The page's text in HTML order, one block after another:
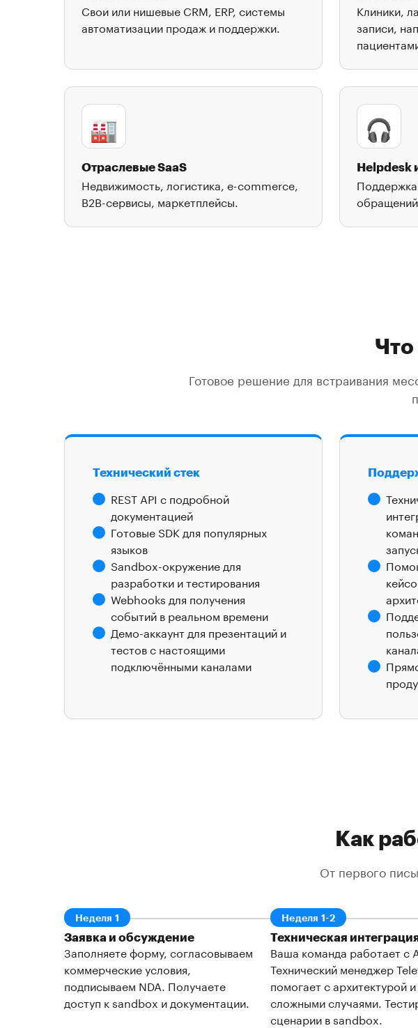
Свои или нишевые CRM, ERP, системы
автоматизации продаж и поддержки.
Клиники,
записи,
🏭
Отраслевые SaaS
Недвижимость, логистика, e-commerce,
B2B-сервисы, маркетплейсы.
🎧
Helpdesk
Что
Готовое решение для встраивания
Технический стек
REST API с подробной
документацией
Готовые SDK для популярных
языков
Sandbox-окружение для
разработки и тестирования
Webhooks для получения
событий в реальном времени
Демо-аккаунт для презентаций и
тестов с настоящими
подключёнными каналами
Как
От первого
Неделя 1
Заявка и обсуждение
Заполняете форму, согласовываем
коммерческие условия,
подписываем NDA. Получаете
доступ к sandbox и документации.
Неделя 1-2
Техническая
Ваша команда работает с
Технический менеджер
помогает с архитектурой и
сложными случаями.
сценарии в sandbox.